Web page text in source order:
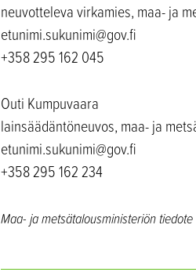
neuvotteleva virkamies, maa- ja
etunimi.sukunimi@gov.fi
+358 295 162 045
Outi Kumpuvaara
lainsäädäntöneuvos, maa- ja
etunimi.sukunimi@gov.fi
+358 295 162 234
Maa- ja metsätalousministeriön tiedote